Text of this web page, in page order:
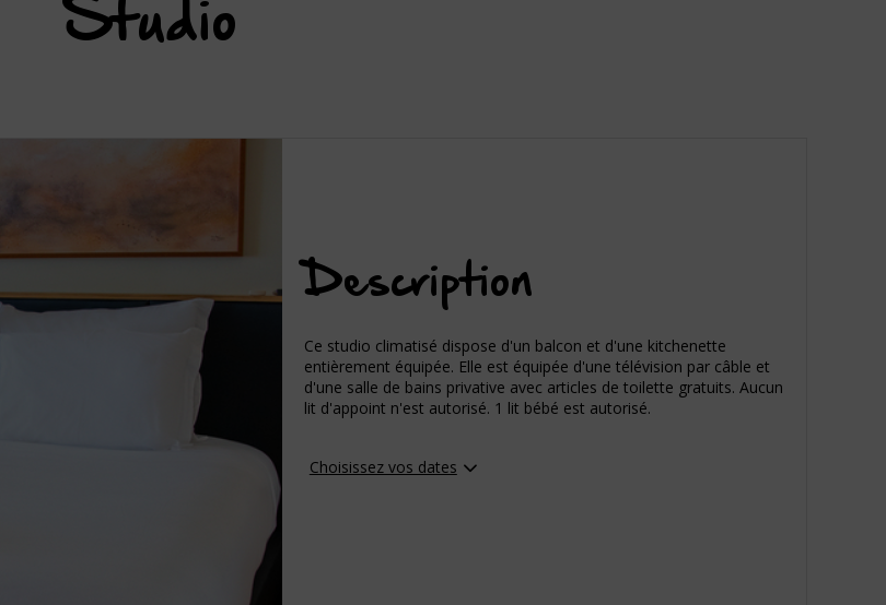
Studio
Description
Ce studio climatisé dispose d'un balcon et d'une kitchenette
entièrement équipée. Elle est équipée d'une télévision par câble et
d'une salle de bains privative avec articles de toilette gratuits. Aucun
lit d'appoint n'est autorisé. 1 lit bébé est autorisé.
Choisissez vos dates